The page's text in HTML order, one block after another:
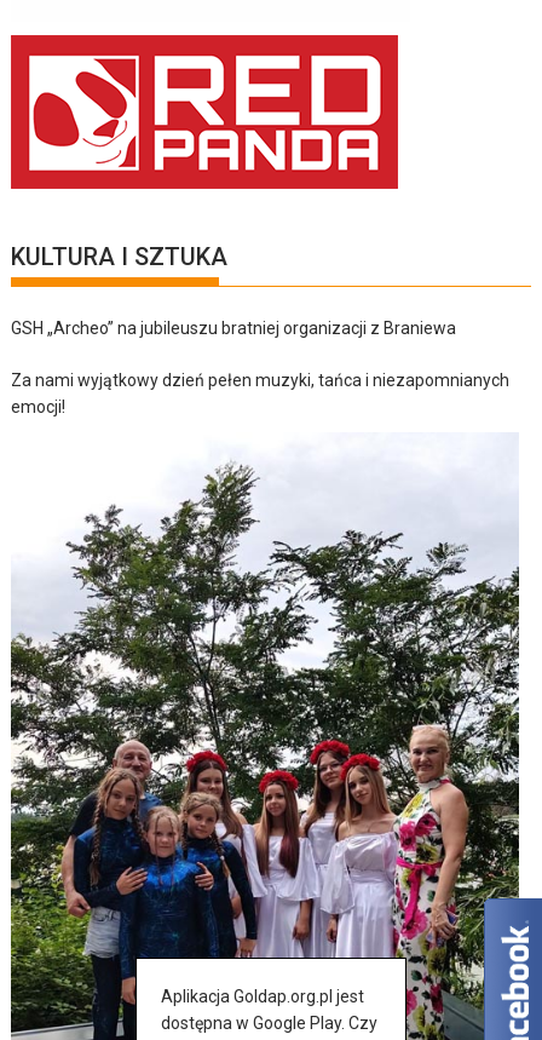
KULTURA I SZTUKA
GSH „Archeo” na jubileuszu bratniej organizacji z Braniewa
Za nami wyjątkowy dzień pełen muzyki, tańca i niezapomnianych
emocji!
Aplikacja Goldap.org.pl jest
dostępna w Google Play. Czy